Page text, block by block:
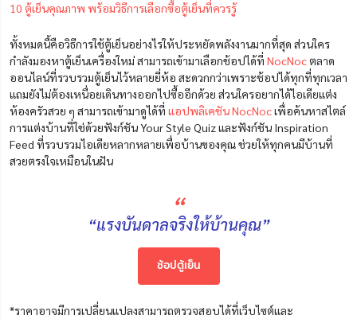
10 ตู้เย็นคุณภาพ พร้อมวิธีการเลือกซื้อตู้เย็นที่ควรรู้
ทั้งหมดนี้คือวิธีการใช้ตู้เย็นอย่างไรให้ประหยัดพลังงานมากที่สุด ส่วนใคร
กำลังมองหาตู้เย็นเครื่องใหม่ สามารถเข้ามาเลือกช้อปได้ที่ NocNocตลาด
ออนไลน์ที่รวบรวมตู้เย็นไว้หลายยี่ห้อ สะดวกกว่าเพราะช้อปได้ทุกที่ทุกเวลา
แถมยังไม่ต้องเหนื่อยเดินทางออกไปซื้ออีกด้วย ส่วนใครอยากได้ไอเดียแต่ง
ห้องครัวสวย ๆ สามารถเข้ามาดูได้ที่ แอปพลิเคชัน NocNocเพื่อค้นหาสไตล์
การแต่งบ้านที่ใช่ด้วยฟังก์ชัน Your Style Quiz และฟังก์ชัน Inspiration
Feed ที่รวบรวมไอเดียหลากหลายเพื่อบ้านของคุณ ช่วยให้ทุกคนมีบ้านที่
สวยตรงใจเหมือนในฝัน
“
“แรงบันดาลจริงให้บ้านคุณ”
ช้อปตู้เย็น
*ราคาอาจมีการเปลี่ยนแปลงสามารถตรวจสอบได้ที่เว็บไซต์และ